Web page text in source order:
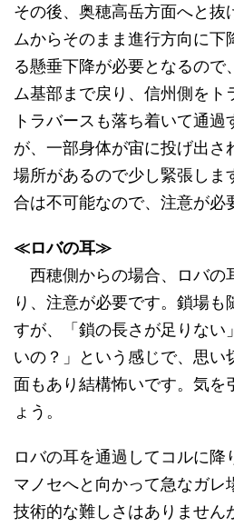
その後、奥穂高岳方面へと抜
ムからそのまま進行方向に下
る懸垂下降が必要となるので
ム基部まで戻り、信州側をト
トラバースも落ち着いて通
が、一部身体が宙に投げ出さ
場所があるので少し緊張しま
合は不可能なので、注意が必
≪ロバの耳≫
西穂側からの場合、ロバの
り、注意が必要です。鎖場も
すが、「鎖の長さが足りない
いの？」という感じで、思い
面もあり結構怖いです。気を
ょう。
ロバの耳を通過してコルに降
マノセへと向かって急なガレ
技術的な難しさはありません